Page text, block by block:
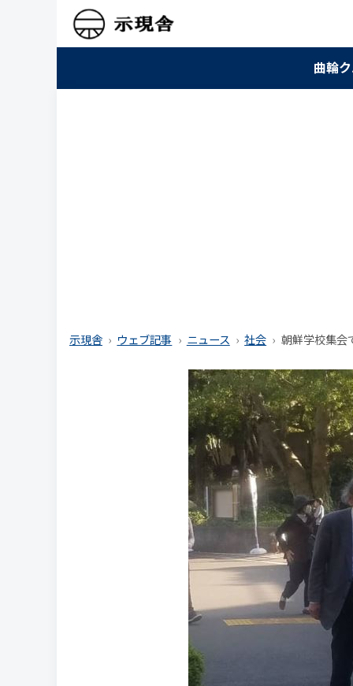
曲輪
示現舎 ウェブ記事 ニュース 社会 朝鮮学校集会